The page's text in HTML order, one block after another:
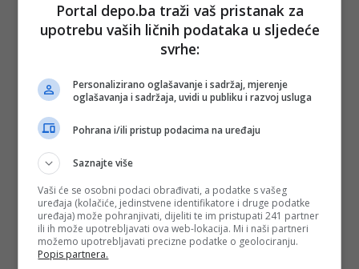
Portal depo.ba traži vaš pristanak za
upotrebu vaših ličnih podataka u sljedeće
svrhe:
Personalizirano oglašavanje i sadržaj, mjerenje
oglašavanja i sadržaja, uvidi u publiku i razvoj usluga
Pohrana i/ili pristup podacima na uređaju
Saznajte više
Vaši će se osobni podaci obrađivati, a podatke s vašeg
uređaja (kolačiće, jedinstvene identifikatore i druge podatke
uređaja) može pohranjivati, dijeliti te im pristupati 241 partner
ili ih može upotrebljavati ova web-lokacija. Mi i naši partneri
možemo upotrebljavati precizne podatke o geolociranju.
Popis partnera.